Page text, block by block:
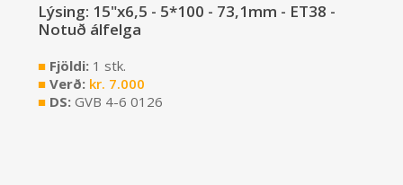
Lýsing: 15"x6,5 - 5*100 - 73,1mm - ET38 -
Notuð álfelga
■Fjöldi: 1 stk.
■Verð: kr. 7.000
■DS: GVB 4-6 0126